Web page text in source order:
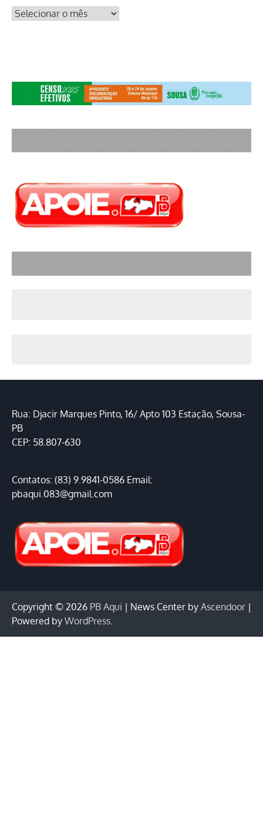
ARQUIVOS
Rua: Djacir Marques Pinto, 16/ Apto 103 Estação, Sousa-
PB
CEP: 58.807-630
Contatos: (83) 9.9841-0586 Email:
pbaqui.083@gmail.com
Copyright © 2026 PB Aqui | News Center by Ascendoor |
Powered by WordPress.